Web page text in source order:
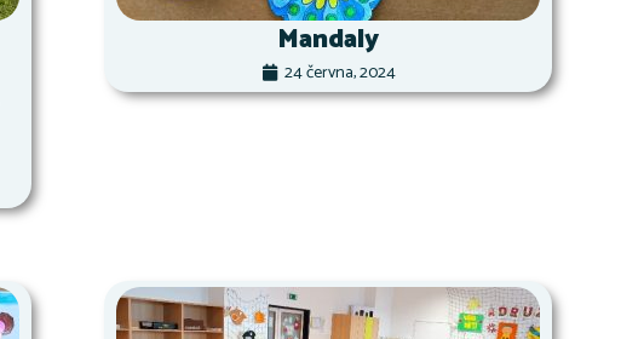
Mandaly
24 června, 2024